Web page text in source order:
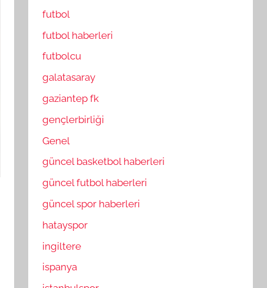
futbol
futbol haberleri
futbolcu
galatasaray
gaziantep fk
gençlerbirliği
Genel
güncel basketbol haberleri
güncel futbol haberleri
güncel spor haberleri
hatayspor
ingiltere
ispanya